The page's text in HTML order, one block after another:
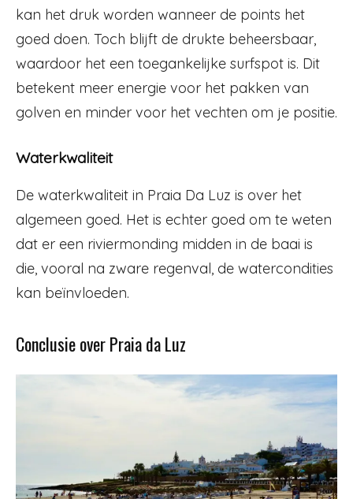
kan het druk worden wanneer de points het
goed doen. Toch blijft de drukte beheersbaar,
waardoor het een toegankelijke surfspot is. Dit
betekent meer energie voor het pakken van
golven en minder voor het vechten om je positie.
Waterkwaliteit
De waterkwaliteit in Praia Da Luz is over het
algemeen goed. Het is echter goed om te weten
dat er een riviermonding midden in de baai is
die, vooral na zware regenval, de watercondities
kan beïnvloeden.
Conclusie over Praia da Luz